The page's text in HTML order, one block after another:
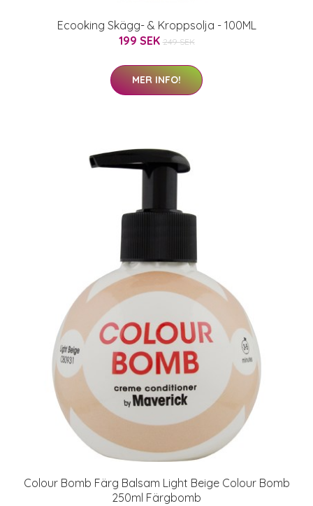
Ecooking Skägg- & Kroppsolja - 100ML
199 SEK 249 SEK
MER INFO!
Colour Bomb Färg Balsam Light Beige Colour Bomb
250ml Färgbomb